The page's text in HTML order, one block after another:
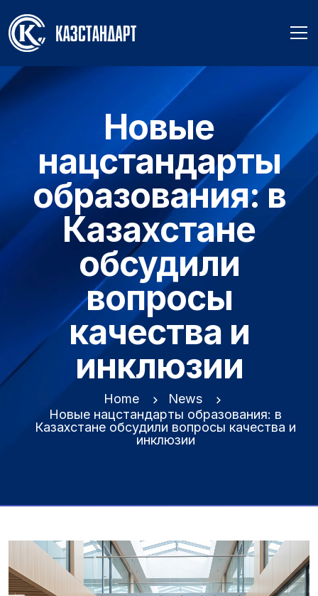
Новые
нацстандарты
образования: в
Казахстане
обсудили
вопросы
качества и
инклюзии
Home
News
Новые нацстандарты образования: в
Казахстане обсудили вопросы качества и
инклюзии